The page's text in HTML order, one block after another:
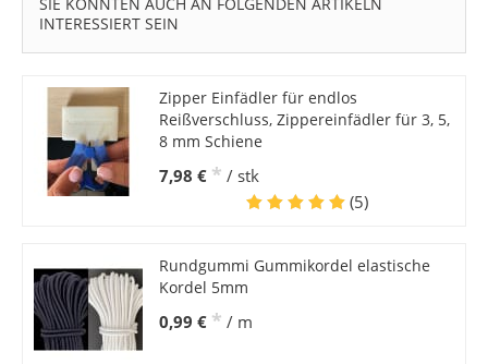
SIE KÖNNTEN AUCH AN FOLGENDEN ARTIKELN
INTERESSIERT SEIN
Zipper Einfädler für endlos
Reißverschluss, Zippereinfädler für 3, 5,
8 mm Schiene
7,98 € * / stk
(5)
Rundgummi Gummikordel elastische
Kordel 5mm
0,99 € * / m